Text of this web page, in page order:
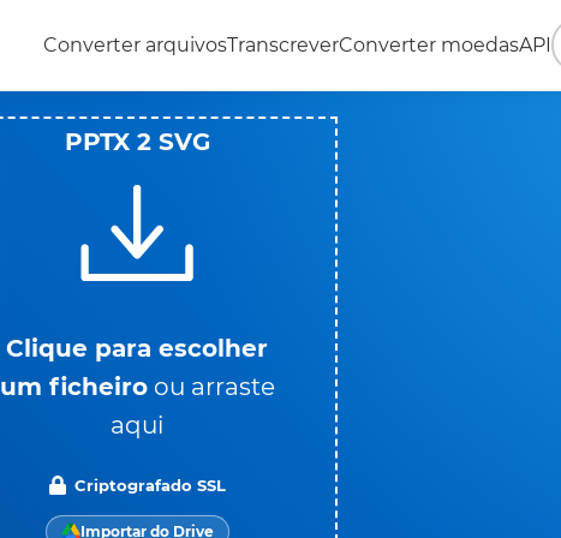
Converter arquivosTranscreverConverter moedasAPI
PPTX 2 SVG
Clique para escolher
um ficheiro ou arraste
aqui
Criptografado SSL
Importar do Drive